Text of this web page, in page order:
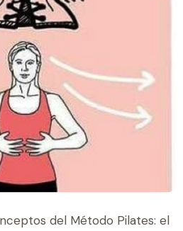
del Método Pilates: el